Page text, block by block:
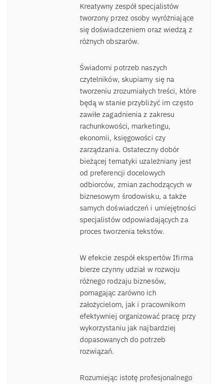
Kreatywny zespół specjalistów
tworzony przez osoby wyróżniające
się doświadczeniem oraz wiedzą z
różnych obszarów.
Świadomi potrzeb naszych
czytelników, skupiamy się na
tworzeniu zrozumiałych treści, które
będą w stanie przybliżyć im często
zawiłe zagadnienia z zakresu
rachunkowości, marketingu,
ekonomii, księgowości czy
zarządzania. Ostateczny dobór
bieżącej tematyki uzależniany jest
od preferencji docelowych
odbiorców, zmian zachodzących w
biznesowym środowisku, a także
samych doświadczeń i umiejętności
specjalistów odpowiadających za
proces tworzenia tekstów.
W efekcie zespół ekspertów Ifirma
bierze czynny udział w rozwoju
różnego rodzaju biznesów,
pomagając zarówno ich
założycielom, jak i pracownikom
efektywniej organizować pracę przy
wykorzystaniu jak najbardziej
dopasowanych do potrzeb
rozwiązań.
Rozumiejąc istotę profesjonalnego